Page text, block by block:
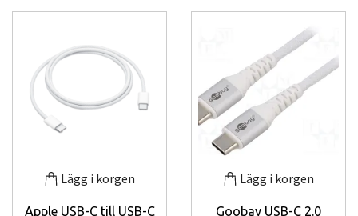
Lägg i korgen
Apple USB-C till USB-C
Lägg i korgen
Goobay USB-C 2.0